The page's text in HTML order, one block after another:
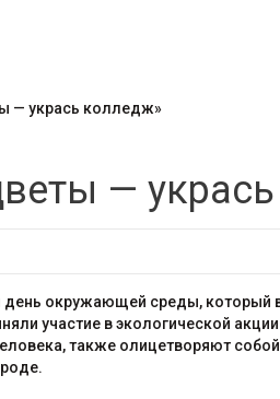
— укрась колледж»
—
окружающей среды, который
участие в экологической
также олицетворяют